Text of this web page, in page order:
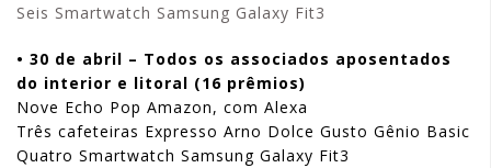
Seis Smartwatch Samsung Galaxy Fit3
• 30 de abril – Todos os associados aposentados
do interior e litoral (16 prêmios)
Nove Echo Pop Amazon, com Alexa
Três cafeteiras Expresso Arno Dolce Gusto Gênio Basic
Quatro Smartwatch Samsung Galaxy Fit3